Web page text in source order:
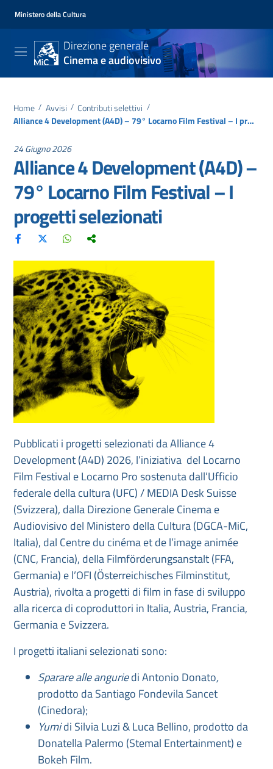
Ministero della Cultura
Direzione generale
Cinema e audiovisivo
Home / Avvisi / Contributi selettivi /
Alliance 4 Development (A4D) – 79° Locarno Film Festival – I progetti selezionati
24 Giugno 2026
Alliance 4 Development (A4D) –
79° Locarno Film Festival – I
progetti selezionati
Pubblicati i progetti selezionati da Alliance 4
Development (A4D) 2026, l’iniziativa del Locarno
Film Festival e Locarno Pro sostenuta dall’Ufficio
federale della cultura (UFC) / MEDIA Desk Suisse
(Svizzera), dalla Direzione Generale Cinema e
Audiovisivo del Ministero della Cultura (DGCA-MiC,
Italia), dal Centre du cinéma et de l’image animée
(CNC, Francia), della Filmförderungsanstalt (FFA,
Germania) e l’OFI (Österreichisches Filminstitut,
Austria), rivolta a progetti di film in fase di sviluppo
alla ricerca di coproduttori in Italia, Austria, Francia,
Germania e Svizzera.
I progetti italiani selezionati sono:
Sparare alle anguriedi Antonio Donato,
prodotto da Santiago Fondevila Sancet
(Cinedora);
Yumidi Silvia Luzi & Luca Bellino, prodotto da
Donatella Palermo (Stemal Entertainment) e
Bokeh Film.